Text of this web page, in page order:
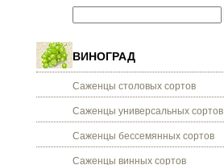
ВИНОГРАД
Саженцы столовых сортов
Саженцы универсальных сортов
Саженцы бессемянных сортов
Саженцы винных сортов